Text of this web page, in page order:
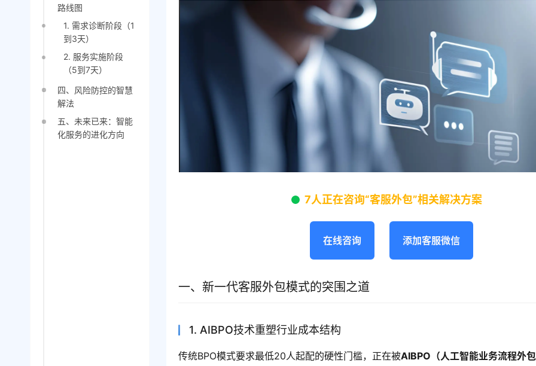
路线图
1. 需求诊断阶段（1
到3天）
2. 服务实施阶段
（5到7天）
四、风险防控的智慧
解法
五、未来已来：智能
化服务的进化方向
7人正在咨询“客服外包”相关解决方案
在线咨询 添加客服微信
一、新一代客服外包模式的突围之道
1. AIBPO技术重塑行业成本结构
传统BPO模式要求最低20人起配的硬性门槛，正在被AIBPO（人工智能业务流程外